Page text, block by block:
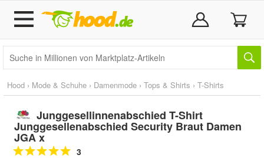
Hood › Mode & Schuhe › Damenmode › Tops & Shirts › T-Shirts
Junggesellinnenabschied T-Shirt
Junggesellenabschied Security Braut Damen
JGA x
3